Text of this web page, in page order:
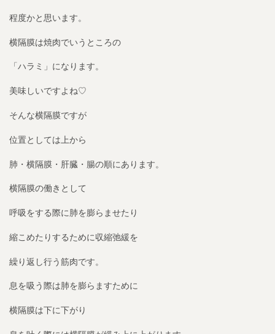
程度かと思います。
横隔膜は焼肉でいうところの
「ハラミ」になります。
美味しいですよね♡
そんな横隔膜ですが
位置としては上から
肺・横隔膜・肝臓・腸の順にあります。
横隔膜の働きとして
呼吸をする際に肺を膨らませたり
縮こめたりするために収縮弛緩を
繰り返し行う筋肉です。
息を吸う際は肺を膨らますために
横隔膜は下に下がり